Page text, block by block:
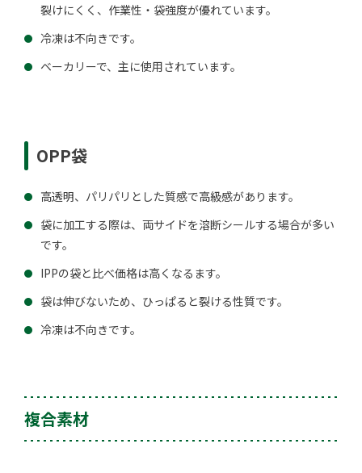
裂けにくく、作業性・袋強度が優れています。
冷凍は不向きです。
ベーカリーで、主に使用されています。
OPP袋
高透明、パリパリとした質感で高級感があります。
袋に加工する際は、両サイドを溶断シールする場合が多い
です。
IPPの袋と比べ価格は高くなるます。
袋は伸びないため、ひっぱると裂ける性質です。
冷凍は不向きです。
複合素材